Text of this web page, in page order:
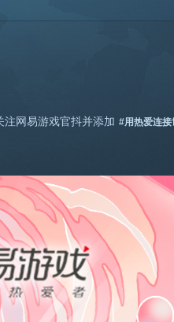
注网易游戏官抖并添加 #用热爱连接